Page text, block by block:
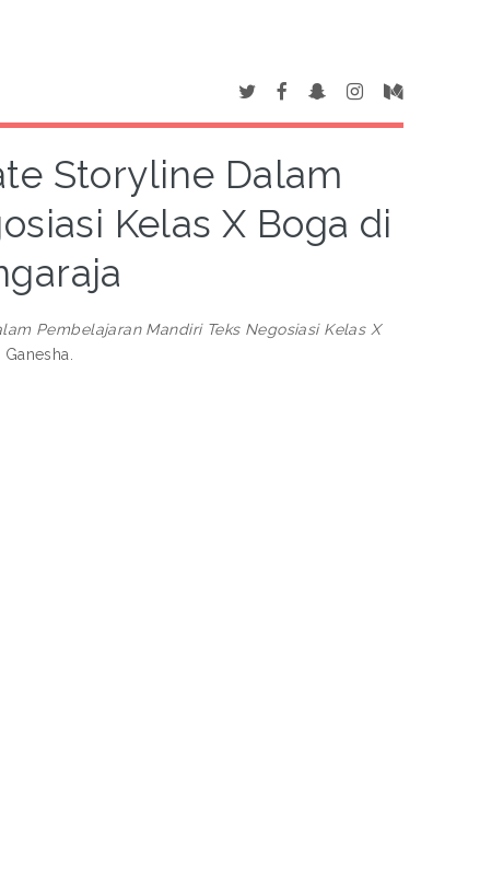
Storyline Dalam
Kelas X Boga di
Pembelajaran Mandiri Teks Negosiasi Kelas X